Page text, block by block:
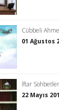
Cübbeli
01 Ağustos
İftar
22 Mayıs